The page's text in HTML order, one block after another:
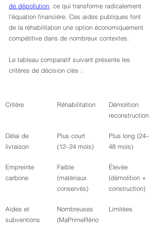
de dépollution , ce qui transforme radicalement
l’équation financière. Ces aides publiques font
de la réhabilitation une option économiquement
compétitive dans de nombreux contextes.
Le tableau comparatif suivant présente les
critères de décision clés :
Critère Réhabilitation
Démolition
reconstruction
Délai de
livraison
Plus court
(12–24 mois)
Plus long (24–
48 mois)
Empreinte
carbone
Faible
(matériaux
conservés)
Élevée
(démolition +
construction)
Aides et
subventions
Nombreuses
(MaPrimeRéno
Limitées